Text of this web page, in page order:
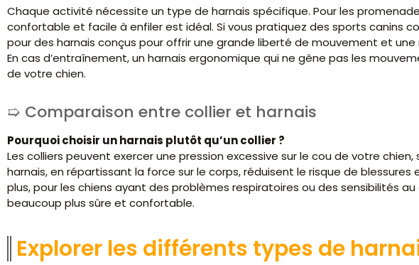
Chaque activité nécessite un type de harnais spécifique. Pour les
confortable et facile à enfiler est idéal. Si vous pratiquez des sports canins
pour des harnais conçus pour offrir une grande liberté de mouvement et
En cas d’entraînement, un harnais ergonomique qui ne gêne pas les
de votre chien.
Comparaison entre collier et harnais
Pourquoi choisir un harnais plutôt qu’un collier ?
Les colliers peuvent exercer une pression excessive sur le cou de votre chien,
harnais, en répartissant la force sur le corps, réduisent le risque de
plus, pour les chiens ayant des problèmes respiratoires ou des sensibilités
beaucoup plus sûre et confortable.
Explorer les différents types de